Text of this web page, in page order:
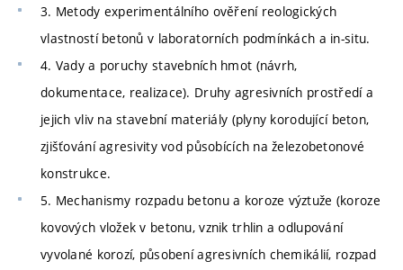
3. Metody experimentálního ověření reologických
vlastností betonů v laboratorních podmínkách a in-situ.
4. Vady a poruchy stavebních hmot (návrh,
dokumentace, realizace). Druhy agresivních prostředí a
jejich vliv na stavební materiály (plyny korodující beton,
zjišťování agresivity vod působících na železobetonové
konstrukce.
5. Mechanismy rozpadu betonu a koroze výztuže (koroze
kovových vložek v betonu, vznik trhlin a odlupování
vyvolané korozí, působení agresivních chemikálií, rozpad